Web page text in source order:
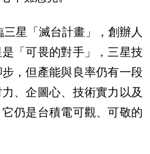
星「滅台計畫」，創辦人
「可畏的對手」，三星技
，但產能與良率仍有一段
、企圖心、技術實力以及
仍是台積電可觀、可敬的